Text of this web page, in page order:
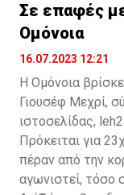
Σε επαφές
Ομόνοια
16.07.2023 12:21
Η Ομόνοια
Γιουσέφ Μεχρί,
ιστοσελίδας,
Πρόκειται για
πέραν από την
αγωνιστεί, τόσο